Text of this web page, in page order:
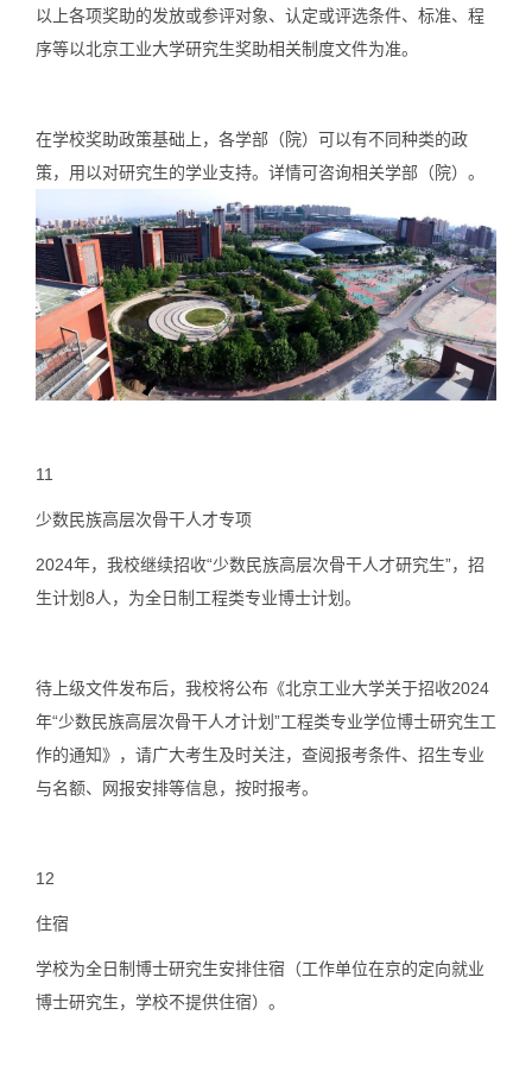
以上各项奖助的发放或参评对象、认定或评选条件、标准、程
序等以北京工业大学研究生奖助相关制度文件为准。
在学校奖助政策基础上，各学部（院）可以有不同种类的政
策，用以对研究生的学业支持。详情可咨询相关学部（院）。
11
少数民族高层次骨干人才专项
2024年，我校继续招收“少数民族高层次骨干人才研究生”，招
生计划8人，为全日制工程类专业博士计划。
待上级文件发布后，我校将公布《北京工业大学关于招收2024
年“少数民族高层次骨干人才计划”工程类专业学位博士研究生工
作的通知》，请广大考生及时关注，查阅报考条件、招生专业
与名额、网报安排等信息，按时报考。
12
住宿
学校为全日制博士研究生安排住宿（工作单位在京的定向就业
博士研究生，学校不提供住宿）。